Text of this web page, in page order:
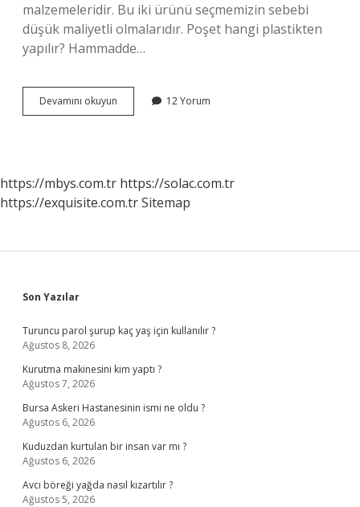
malzemeleridir. Bu iki ürünü seçmemizin sebebi
düşük maliyetli olmalarıdır. Poşet hangi plastikten
yapılır? Hammadde…
Devamını okuyun
Poşet
12 Yorum
https://mbys.com.tr https://solac.com.tr
https://exquisite.com.trSitemap
Sidebar
Son Yazılar
Turuncu parol şurup kaç yaş için kullanılır ?
Ağustos 8, 2026
Kurutma makinesini kim yaptı ?
Ağustos 7, 2026
Bursa Askeri Hastanesinin ismi ne oldu ?
Ağustos 6, 2026
Kuduzdan kurtulan bir insan var mı ?
Ağustos 6, 2026
Avcı böreği yağda nasıl kızartılır ?
Ağustos 5, 2026